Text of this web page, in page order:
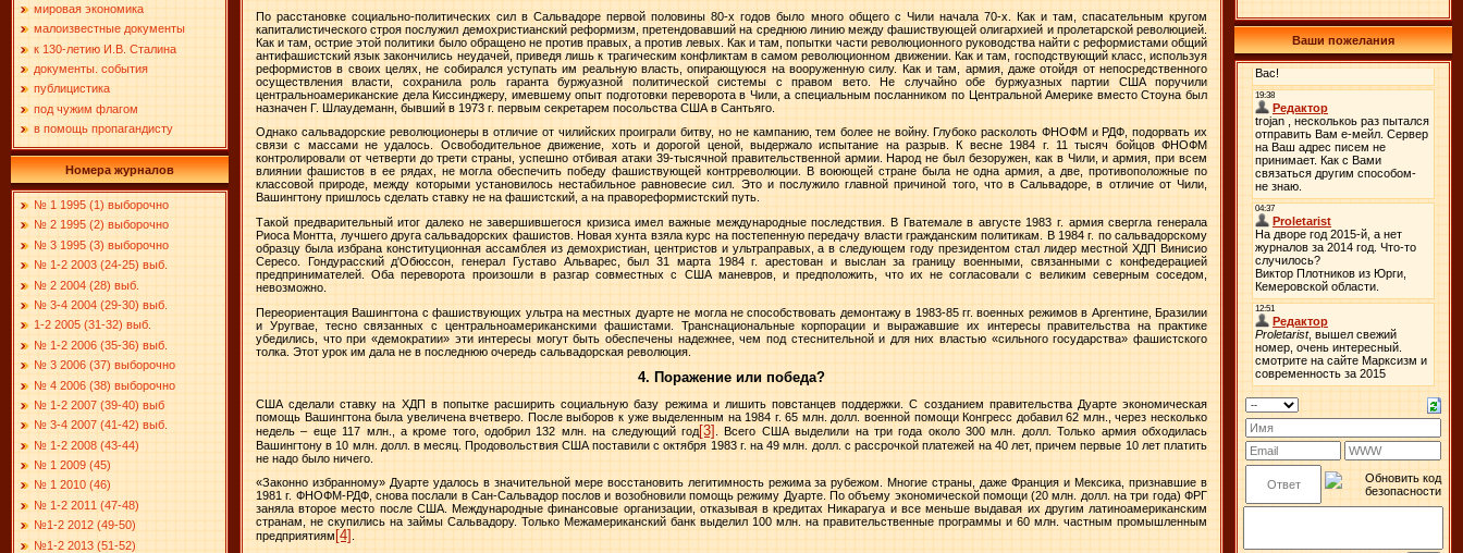
мировая экономика
малоизвестные документы
к 130-летию И.В. Сталина
документы. события
публицистика
под чужим флагом
в помощь пропагандисту
Номера журналов
№ 1 1995 (1) выборочно
№ 2 1995 (2) выборочно
№ 3 1995 (3) выборочно
№ 1-2 2003 (24-25) выб.
№ 2 2004 (28) выб.
№ 3-4 2004 (29-30) выб.
1-2 2005 (31-32) выб.
№ 1-2 2006 (35-36) выб.
№ 3 2006 (37) выборочно
№ 4 2006 (38) выборочно
№ 1-2 2007 (39-40) выб
№ 3-4 2007 (41-42) выб.
№ 1-2 2008 (43-44)
№ 1 2009 (45)
№ 1 2010 (46)
№ 1-2 2011 (47-48)
№1-2 2012 (49-50)
№1-2 2013 (51-52)
По расстановке социально-политических сил в Сальвадоре первой половины 80-х годов было много общего с Чили начала 70-х. Как и там, спасательным кругом
капиталистического строя послужил демохристианский реформизм, претендовавший на среднюю линию между фашиствующей олигархией и пролетарской революцией.
Как и там, острие этой политики было обращено не против правых, а против левых. Как и там, попытки части революционного руководства найти с реформистами общий
антифашистский язык закончились неудачей, приведя лишь к трагическим конфликтам в самом революционном движении. Как и там, господствующий класс, используя
реформистов в своих целях, не собирался уступать им реальную власть, опирающуюся на вооруженную силу. Как и там, армия, даже отойдя от непосредственного
осуществления власти, сохранила роль гаранта буржуазной политической системы с правом вето. Не случайно обе буржуазных партии США поручили
центральноамериканские дела Киссинджеру, имевшему опыт подготовки переворота в Чили, а специальным посланником по Центральной Америке вместо Стоуна был
назначен Г. Шлаудеманн, бывший в 1973 г. первым секретарем посольства США в Сантьяго.
Однако сальвадорские революционеры в отличие от чилийских проиграли битву, но не кампанию, тем более не войну. Глубоко расколоть ФНОФМ и РДФ, подорвать их
связи с массами не удалось. Освободительное движение, хоть и дорогой ценой, выдержало испытание на разрыв. К весне 1984 г. 11 тысяч бойцов ФНОФМ
контролировали от четверти до трети страны, успешно отбивая атаки 39-тысячной правительственной армии. Народ не был безоружен, как в Чили, и армия, при всем
влиянии фашистов в ее рядах, не могла обеспечить победу фашиствующей контрреволюции. В воюющей стране была не одна армия, а две, противоположные по
классовой природе, между которыми установилось нестабильное равновесие сил. Это и послужило главной причиной того, что в Сальвадоре, в отличие от Чили,
Вашингтону пришлось сделать ставку не на фашистский, а на правореформистский путь.
Такой предварительный итог далеко не завершившегося кризиса имел важные международные последствия. В Гватемале в августе 1983 г. армия свергла генерала
Риоса Монтта, лучшего друга сальвадорских фашистов. Новая хунта взяла курс на постепенную передачу власти гражданским политикам. В 1984 г. по сальвадорскому
образцу была избрана конституционная ассамблея из демохристиан, центристов и ультраправых, а в следующем году президентом стал лидер местной ХДП Винисио
Сересо. Гондурасский д'Обюссон, генерал Густаво Альварес, был 31 марта
1984 г. арестован и выслан за границу военными, связанными с конфедерацией
предпринимателей. Оба переворота произошли в разгар совместных с США маневров, и предположить, что их не согласовали с великим северным соседом,
невозможно.
Переориентация Вашингтона с фашиствующих ультра на местных дуарте не могла не способствовать демонтажу в 1983-85 гг. военных режимов в Аргентине, Бразилии
и Уругвае, тесно связанных с центральноамериканскими фашистами. Транснациональные корпорации и выражавшие их интересы правительства на практике
убедились, что при «демократии» эти интересы могут быть обеспечены надежнее, чем под стеснительной и для них властью «сильного государства» фашистского
толка. Этот урок им дала не в последнюю очередь сальвадорская революция.
4. Поражение или победа?
США сделали ставку на ХДП в попытке расширить социальную базу режима и лишить повстанцев поддержки. С созданием правительства Дуарте экономическая
помощь Вашингтона была увеличена вчетверо. После выборов к уже выделенным на 1984 г. 65 млн. долл. военной помощи Конгресс добавил 62 млн., через несколько
недель – еще 117 млн., а кроме того, одобрил 132 млн. на следующий год[3]
. Всего США выделили на три года около 300 млн. долл. Только армия обходилась
Вашингтону в 10 млн. долл. в месяц. Продовольствия США поставили с октября 1983 г. на 49 млн. долл. с рассрочкой платежей на 40 лет, причем первые 10 лет платить
не надо было ничего.
«Законно избранному» Дуарте удалось в значительной мере восстановить легитимность режима за рубежом. Многие страны, даже Франция и Мексика, признавшие в
1981 г. ФНОФМ-РДФ, снова послали в Сан-Сальвадор послов и возобновили помощь режиму Дуарте. По объему экономической помощи (20 млн. долл. на три года) ФРГ
заняла второе место после США. Международные финансовые организации, отказывая в кредитах Никарагуа и все меньше выдавая их другим латиноамериканским
странам, не скупились на займы Сальвадору. Только Межамериканский банк выделил 100 млн. на правительственные программы и 60 млн. частным промышленным
предприятиям [4] .
Ваши пожелания